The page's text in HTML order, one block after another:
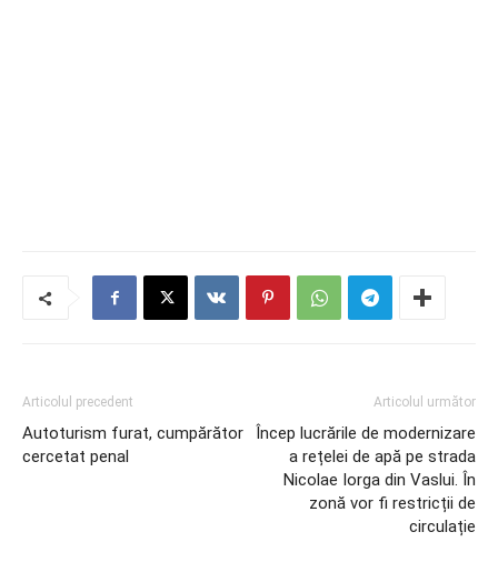
Articolul precedent
Autoturism furat, cumpărător
cercetat penal
Articolul următor
Încep lucrările de modernizare
a rețelei de apă pe strada
Nicolae Iorga din Vaslui. În
zonă vor fi restricții de
circulație